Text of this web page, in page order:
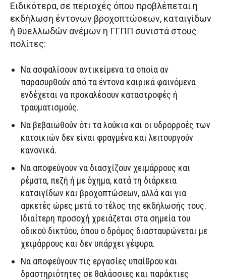
Ειδικότερα, σε περιοχές όπου προβλέπεται η
εκδήλωση έντονων βροχοπτώσεων, καταιγίδων
ή θυελλωδών ανέμων η ΓΓΠΠ συνιστά στους
πολίτες:
Να ασφαλίσουν αντικείμενα τα οποία αν
παρασυρθούν από τα έντονα καιρικά φαινόμενα
ενδέχεται να προκαλέσουν καταστροφές ή
τραυματισμούς.
Να βεβαιωθούν ότι τα λούκια και οι υδρορροές των
κατοικιών δεν είναι φραγμένα και λειτουργούν
κανονικά.
Να αποφεύγουν να διασχίζουν χειμάρρους και
ρέματα, πεζή ή με όχημα, κατά τη διάρκεια
καταιγίδων και βροχοπτώσεων, αλλά και για
αρκετές ώρες μετά το τέλος της εκδήλωσής τους.
Ιδιαίτερη προσοχή χρειάζεται στα σημεία του
οδικού δικτύου, όπου ο δρόμος διασταυρώνεται με
χειμάρρους και δεν υπάρχει γέφυρα.
Να αποφεύγουν τις εργασίες υπαίθρου και
δραστηριότητες σε θαλάσσιες και παράκτιες